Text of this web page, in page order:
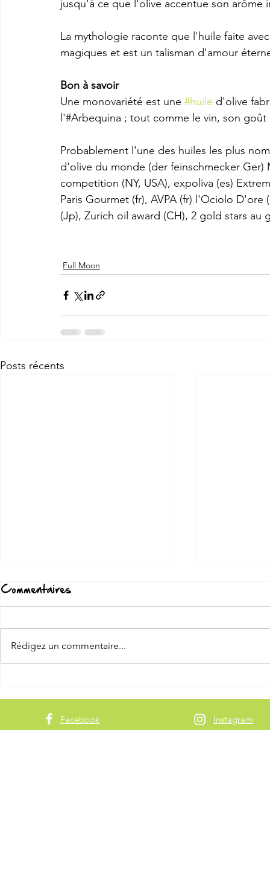
jusqu'à ce que l'olive accentue son arôme
La mythologie raconte que l'huile faite
magiques et est un talisman d'amour
Bon à savoir
Une monovariété est une #huile d'olive
l'#Arbequina ; tout comme le vin, son
Probablement l'une des huiles les plus
d'olive du monde (der feinschmecker
competition (NY, USA), expoliva (es)
Paris Gourmet (fr), AVPA (fr) l'Ociolo
(Jp), Zurich oil award (CH), 2 gold stars au
Full Moon
Posts récents
Commentaires
Rédigez un commentaire...
Facebook Instagram